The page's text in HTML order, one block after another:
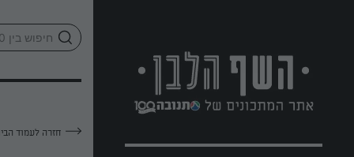
חזרה לעמוד